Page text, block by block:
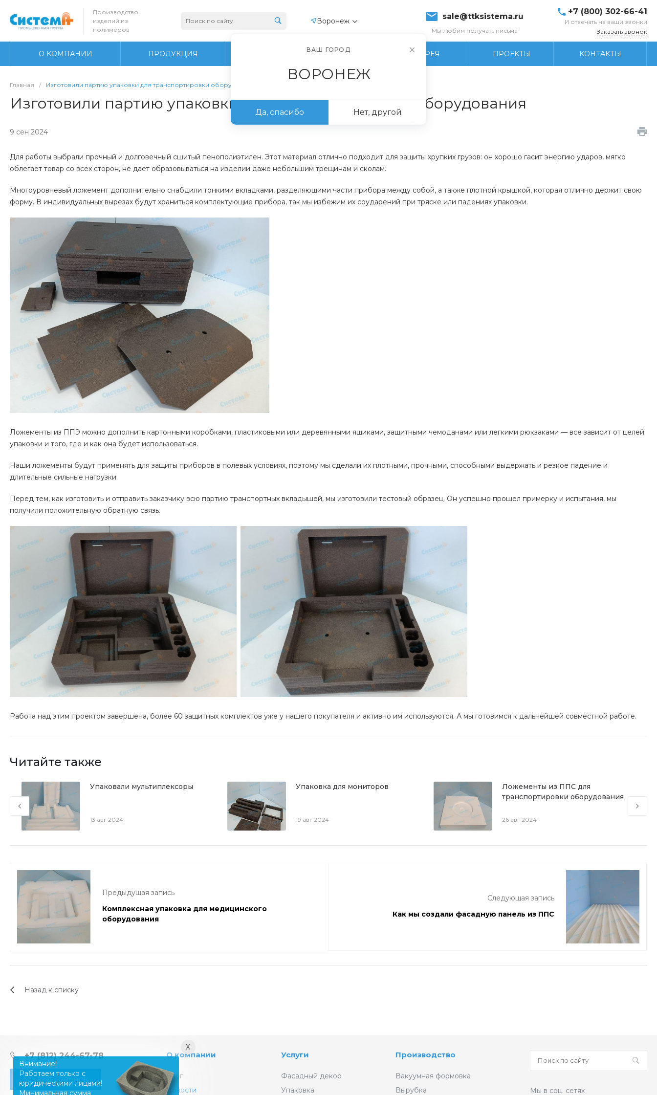
Производство
изделий из
полимеров
Воронеж sale@ttksistema.ru
Мы любим получать письма
+7 (800) 302-66-41
И отвечать на ваши звонки
Заказать звонок
О КОМПАНИИ ПРОДУКЦИЯ ПРОИЗВОДСТВО ФОТОГАЛЕРЕЯ ПРОЕКТЫ КОНТАКТЫ
Главная / Изготовили партию упаковки для транспортировки оборудования
Изготовили партию упаковки для транспортировки оборудования
9 сен 2024
Для работы выбрали прочный и долговечный сшитый пенополиэтилен. Этот материал отлично подходит для защиты хрупких грузов: он хорошо гасит энергию ударов, мягко
облегает товар со всех сторон, не дает образовываться на изделии даже небольшим трещинам и сколам.
Многоуровневый ложемент дополнительно снабдили тонкими вкладками, разделяющими части прибора между собой, а также плотной крышкой, которая отлично держит свою
форму. В индивидуальных вырезах будут храниться комплектующие прибора, так мы избежим их соударений при тряске или падениях упаковки.
Ложементы из ППЭ можно дополнить картонными коробками, пластиковыми или деревянными ящиками, защитными чемоданами или легкими рюкзаками — все зависит от целей
упаковки и того, где и как она будет использоваться.
Наши ложементы будут применять для защиты приборов в полевых условиях, поэтому мы сделали их плотными, прочными, способными выдержать и резкое падение и
длительные сильные нагрузки.
Перед тем, как изготовить и отправить заказчику всю партию транспортных вкладышей, мы изготовили тестовый образец. Он успешно прошел примерку и испытания, мы
получили положительную обратную связь.
Работа над этим проектом завершена, более 60 защитных комплектов уже у нашего покупателя и активно им используются. А мы готовимся к дальнейшей совместной работе.
Читайте также
Упаковали мультиплексоры
13 авг 2024
Упаковка для мониторов
19 авг 2024
Ложементы из ППС для
транспортировки оборудования
26 авг 2024
Предыдущая запись
Комплексная упаковка для медицинского
оборудования
Следующая запись
Как мы создали фасадную панель из ППС
Назад к списку
+7 (812) 244-67-78
Заказать звонок
О компании
Блог
Новости
Услуги
Фасадный декор
Упаковка
Производство
Вакуумная формовка
Вырубка
Мы в соц. сетях
X
Внимание!
Работаем только с
юридическими лицами!
Минимальная сумма
ВАШ ГОРОД
ВОРОНЕЖ
Да, спасибо Нет, другой